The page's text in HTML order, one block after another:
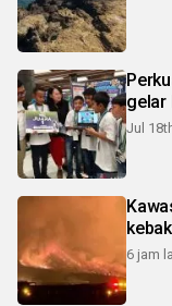
gelar
Jul
6 jam